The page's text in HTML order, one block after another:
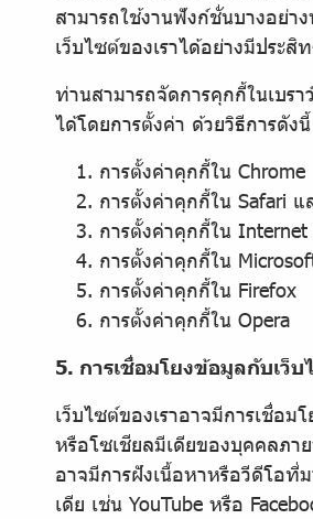
สามารถใช้งานฟังก์ชั่นบางอย่า
เว็บไซต์ของเราได้อย่างมีประสิ
ท่านสามารถจัดการคุกกี้ในเบร
ได้โดยการตั้งค่า ด้วยวิธีการดังนี้
การตั้งค่าคุกกี้ใน Chrome
การตั้งค่าคุกกี้ใน Safari แ
การตั้งค่าคุกกี้ใน Internet
การตั้งค่าคุกกี้ใน
การตั้งค่าคุกกี้ใน Firefox
การตั้งค่าคุกกี้ใน Opera
5. การเชื่อมโยงข้อมูลกับเว็
เว็บไซต์ของเราอาจมีการเชื่อม
หรือโซเชียลมีเดียของบุคคลภา
อาจมีการฝังเนื้อหาหรือวีดีโอที่
เดีย เช่น YouTube หรือ